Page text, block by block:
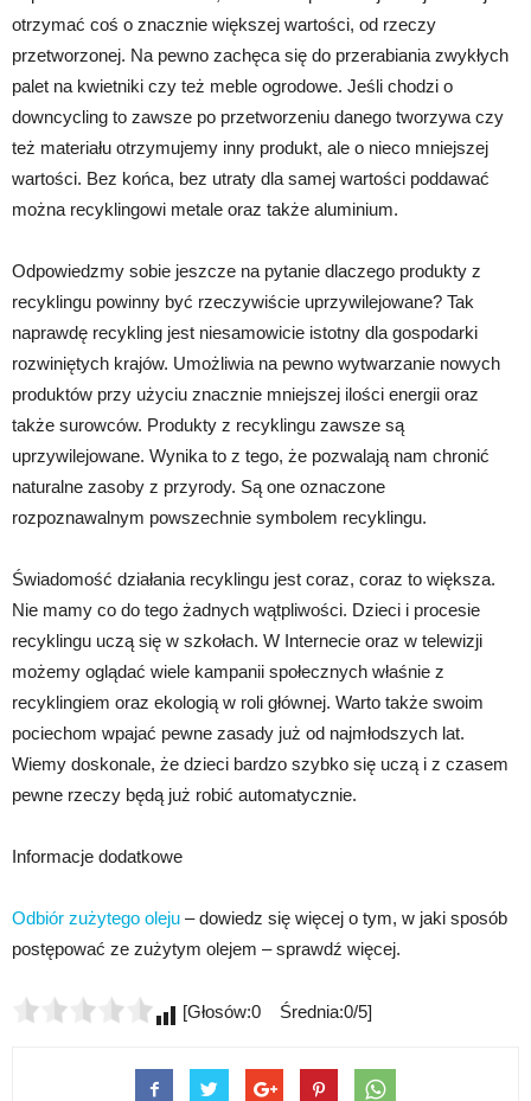
otrzymać coś o znacznie większej wartości, od rzeczy
przetworzonej. Na pewno zachęca się do przerabiania zwykłych
palet na kwietniki czy też meble ogrodowe. Jeśli chodzi o
downcycling to zawsze po przetworzeniu danego tworzywa czy
też materiału otrzymujemy inny produkt, ale o nieco mniejszej
wartości. Bez końca, bez utraty dla samej wartości poddawać
można recyklingowi metale oraz także aluminium.
Odpowiedzmy sobie jeszcze na pytanie dlaczego produkty z
recyklingu powinny być rzeczywiście uprzywilejowane? Tak
naprawdę recykling jest niesamowicie istotny dla gospodarki
rozwiniętych krajów. Umożliwia na pewno wytwarzanie nowych
produktów przy użyciu znacznie mniejszej ilości energii oraz
także surowców. Produkty z recyklingu zawsze są
uprzywilejowane. Wynika to z tego, że pozwalają nam chronić
naturalne zasoby z przyrody. Są one oznaczone
rozpoznawalnym powszechnie symbolem recyklingu.
Świadomość działania recyklingu jest coraz, coraz to większa.
Nie mamy co do tego żadnych wątpliwości. Dzieci i procesie
recyklingu uczą się w szkołach. W Internecie oraz w telewizji
możemy oglądać wiele kampanii społecznych właśnie z
recyklingiem oraz ekologią w roli głównej. Warto także swoim
pociechom wpajać pewne zasady już od najmłodszych lat.
Wiemy doskonale, że dzieci bardzo szybko się uczą i z czasem
pewne rzeczy będą już robić automatycznie.
Informacje dodatkowe
Odbiór zużytego oleju – dowiedz się więcej o tym, w jaki sposób
postępować ze zużytym olejem – sprawdź więcej.
[Głosów:0 Średnia:0/5]